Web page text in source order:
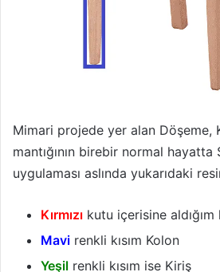
Mimari projede yer alan Döşeme,
mantığının birebir normal
uygulaması aslında yukarıdaki
Kırmızı kutu içerisine aldığım
Mavi renkli kısım Kolon
Yeşil renkli kısım ise Kiriş